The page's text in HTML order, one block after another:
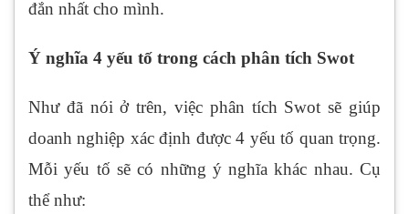
đắn nhất cho mình.
Ý nghĩa 4 yếu tố trong cách phân tích Swot
Như đã nói ở trên, việc phân tích Swot sẽ giúp
doanh nghiệp xác định được 4 yếu tố quan trọng.
Mỗi yếu tố sẽ có những ý nghĩa khác nhau. Cụ
thể như: